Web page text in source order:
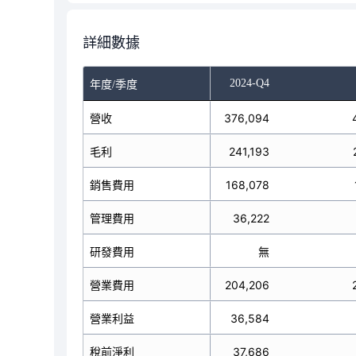
詳細數據
年度/季度
2024-Q3 2024-Q4
營收
毛利
銷售費用
管理費用
研發費用
營業費用
營業利益
稅前淨利
351,804 376,094
225,768 241,193
153,286 168,078
25,289 36,222
無 無
178,525 204,206
47,243 36,584
49,924 37,686